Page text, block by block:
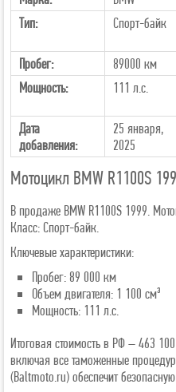
Тип:
Спорт-байк
Пробег: 89000 км
Мощность:
111 л.с.
Дата
добавления:
25 января,
2025
Мотоцикл BMW R1100S
В продаже BMW R1100S 1999.
Класс: Спорт-байк.
Ключевые характеристики:
Пробег: 89 000 км
Объем двигателя: 1 100 см³
Мощность: 111 л.с.
Итоговая стоимость в РФ – 463
включая все таможенные
(Baltmoto.ru) обеспечит